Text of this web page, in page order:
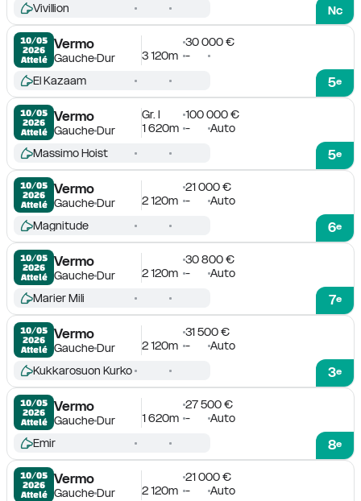
Nc
Vivillion
10/05
2026
Attelé
Vermo
GaucheDur
30 000 €
3 120m -
5e
El Kazaam
10/05
2026
Attelé
Vermo
GaucheDur
Gr. I
100 000 €
1 620m - Auto
5e
Massimo Hoist
10/05
2026
Attelé
Vermo
GaucheDur
21 000 €
2 120m - Auto
6e
Magnitude
10/05
2026
Attelé
Vermo
GaucheDur
30 800 €
2 120m - Auto
7e
Marier Mili
10/05
2026
Attelé
Vermo
GaucheDur
31 500 €
2 120m - Auto
3e
Kukkarosuon Kurko
10/05
2026
Attelé
Vermo
GaucheDur
27 500 €
1 620m - Auto
8e
Emir
10/05
2026
Attelé
Vermo
GaucheDur
21 000 €
2 120m - Auto